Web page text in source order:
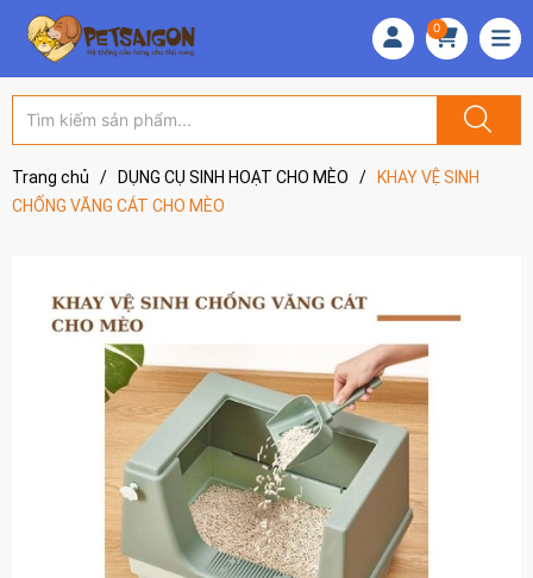
0
Trang chủ / DỤNG CỤ SINH HOẠT CHO MÈO /
KHAY VỆ SINH
CHỐNG VĂNG CÁT CHO MÈO